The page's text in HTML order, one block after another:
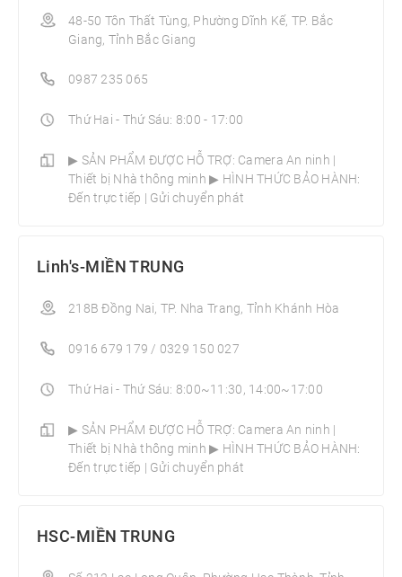
48-50 Tôn Thất Tùng, Phường Dĩnh Kế, TP. Bắc
Giang, Tỉnh Bắc Giang
0987 235 065
Thứ Hai - Thứ Sáu: 8:00 - 17:00
▶ SẢN PHẨM ĐƯỢC HỖ TRỢ: Camera An ninh |
Thiết bị Nhà thông minh­ ▶ HÌNH THỨC BẢO HÀNH:
Đến trực tiếp | Gửi chuyển phát
Linh's-MIỀN TRUNG
218B Đồng Nai, TP. Nha Trang, Tỉnh Khánh Hòa
0916 679 179 / 0329 150 027
Thứ Hai - Thứ Sáu: 8:00~11:30, 14:00~17:00
▶ SẢN PHẨM ĐƯỢC HỖ TRỢ: Camera An ninh |
Thiết bị Nhà thông minh­ ▶ HÌNH THỨC BẢO HÀNH:
Đến trực tiếp | Gửi chuyển phát
HSC-MIỀN TRUNG